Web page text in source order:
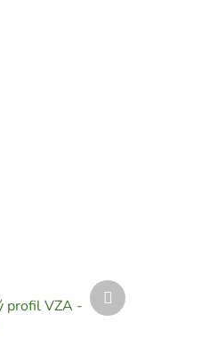
profil VZA -
Další
produkt